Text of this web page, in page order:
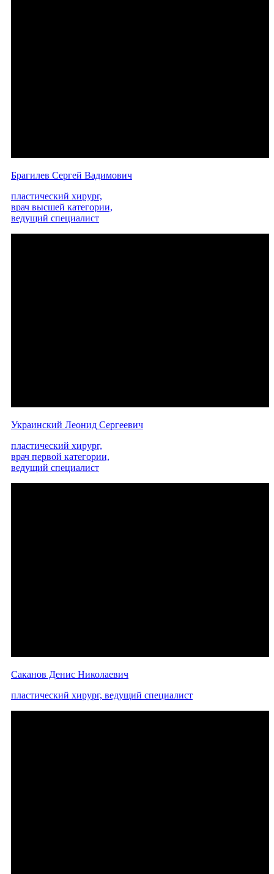
Брагилев Сергей Вадимович
пластический хирург,
врач высшей категории,
ведущий специалист
Украинский Леонид Сергеевич
пластический хирург,
врач первой категории,
ведущий специалист
Саканов Денис Николаевич
пластический хирург, ведущий специалист